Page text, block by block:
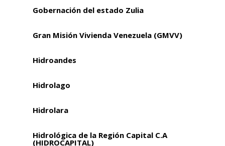
Gobernación del estado Zulia
Gran Misión Vivienda Venezuela (GMVV)
Hidroandes
Hidrolago
Hidrolara
Hidrológica de la Región Capital C.A
(HIDROCAPITAL)